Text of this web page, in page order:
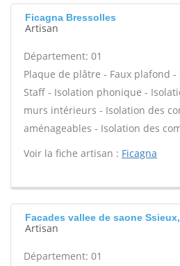
Ficagna Bressolles
Artisan
Département: 01
Plaque de plâtre - Faux plafond
Staff - Isolation phonique -
murs intérieurs - Isolation des
aménageables - Isolation des
Voir la fiche artisan : Ficagna
Facades vallee de saone
Artisan
Département: 01